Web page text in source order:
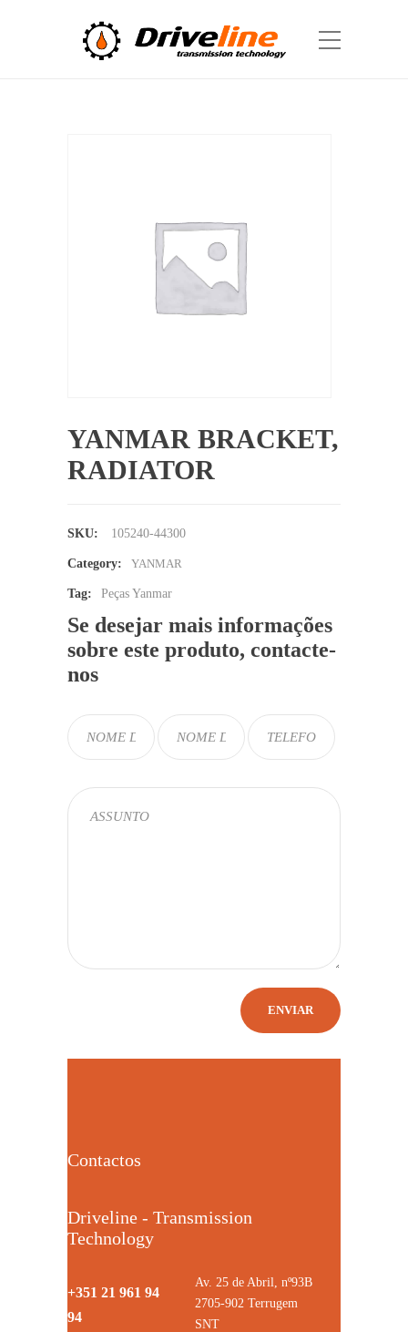
YANMAR BRACKET,
RADIATOR
SKU: 105240-44300
Category: YANMAR
Tag: Peças Yanmar
Se desejar mais informações
sobre este produto, contacte-
nos
Contactos
Driveline - Transmission
Technology
+351 21 961 94
94
Av. 25 de Abril, nº93B
2705-902 Terrugem
SNT